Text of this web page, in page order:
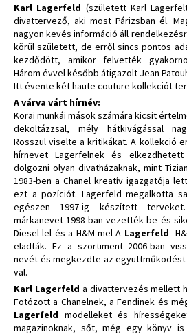
Karl Lagerfeld (született Karl
divattervező, aki most Párizsban él.
nagyon kevés információ áll
körül született, de erről sincs pontos
kezdődött, amikor felvették
Három évvel később átigazolt Jean
Itt évente két haute couture kollekciót
A várva várt hírnév:
Korai munkái mások számára kicsit
dekoltázzsal, mély hátkivágással
Rosszul viselte a kritikákat. A kollekció
hírnevet Lagerfelnek és
dolgozni olyan divatházaknak, mint
1983-ben a Chanel kreatív igazgatója
ezt a pozíciót. Lagerfeld megalkotta
egészen 1997-ig készített
márkanevet 1998-ban vezették be és
Diesel-lel és a H&M-mel A Lagerfeld -
eladták. Ez a szortiment 2006-ban
nevét és megkezdte az együttműködést
val.
Karl Lagerfeld a divattervezés mellett
Fotózott a Chanelnek, a Fendinek és
Lagerfeld modelleket és
magazinoknak, sőt, még egy könyv